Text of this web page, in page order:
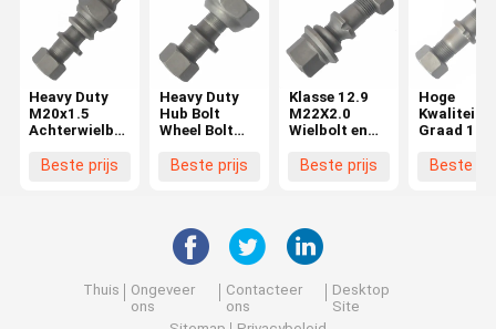
Heavy Duty
M20x1.5
Achterwielbout
FF/MA
Beste prijs
Heavy Duty
Hub Bolt
Wheel Bolt
FF/MA
Beste prijs
Klasse 12.9
M22X2.0
Wielbolt en
Truck
Beste prijs
Hoge
Kwaliteit
Graad 10.9
Wielbout
Beste
Thuis
Ongeveer
ons
Contacteer
ons
Desktop
Site